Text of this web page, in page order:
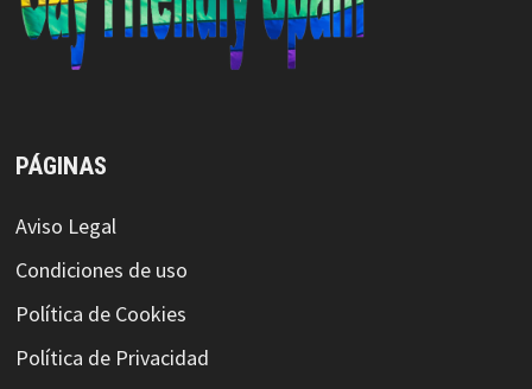
PÁGINAS
Aviso Legal
Condiciones de uso
Política de Cookies
Política de Privacidad